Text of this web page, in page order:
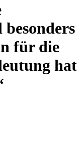
besonders
für die
hat